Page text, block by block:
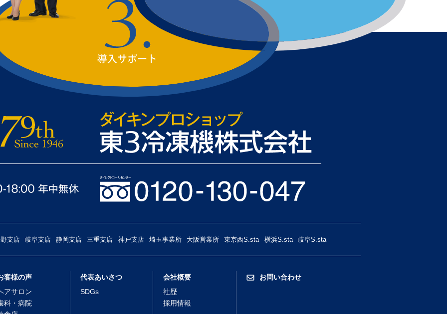
支店 岐阜支店 静岡支店 三重支店 神戸支店 埼玉事業所 大阪営業所 東京西S.sta 横浜S.sta 岐阜S.sta
客様の声
アサロン
科・病院
代表あいさつ
SDGs
会社概要
社歴
採用情報
お問い合わせ